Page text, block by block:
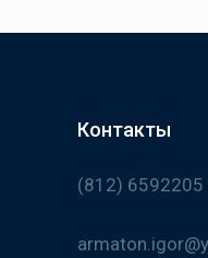
Контакты
(812) 6592205